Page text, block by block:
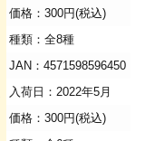
価格：300円(税込)
種類：全8種
JAN：4571598596450
入荷日：2022年5月
価格：300円(税込)